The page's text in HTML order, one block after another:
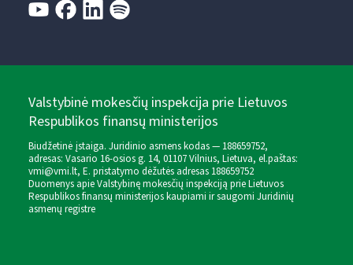
Valstybinė mokesčių inspekcija prie Lietuvos
Respublikos finansų ministerijos
Biudžetinė įstaiga. Juridinio asmens kodas — 188659752,
adresas: Vasario 16-osios g. 14, 01107 Vilnius, Lietuva, el.paštas:
vmi@vmi.lt, E. pristatymo dėžutės adresas 188659752
Duomenys apie Valstybinę mokesčių inspekciją prie Lietuvos
Respublikos finansų ministerijos kaupiami ir saugomi Juridinių
asmenų registre